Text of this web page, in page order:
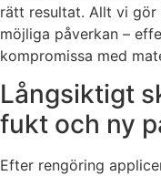
rätt resultat. Allt vi gör
möjliga påverkan –
kompromissa med
Långsiktigt
fukt och ny
Efter rengöring